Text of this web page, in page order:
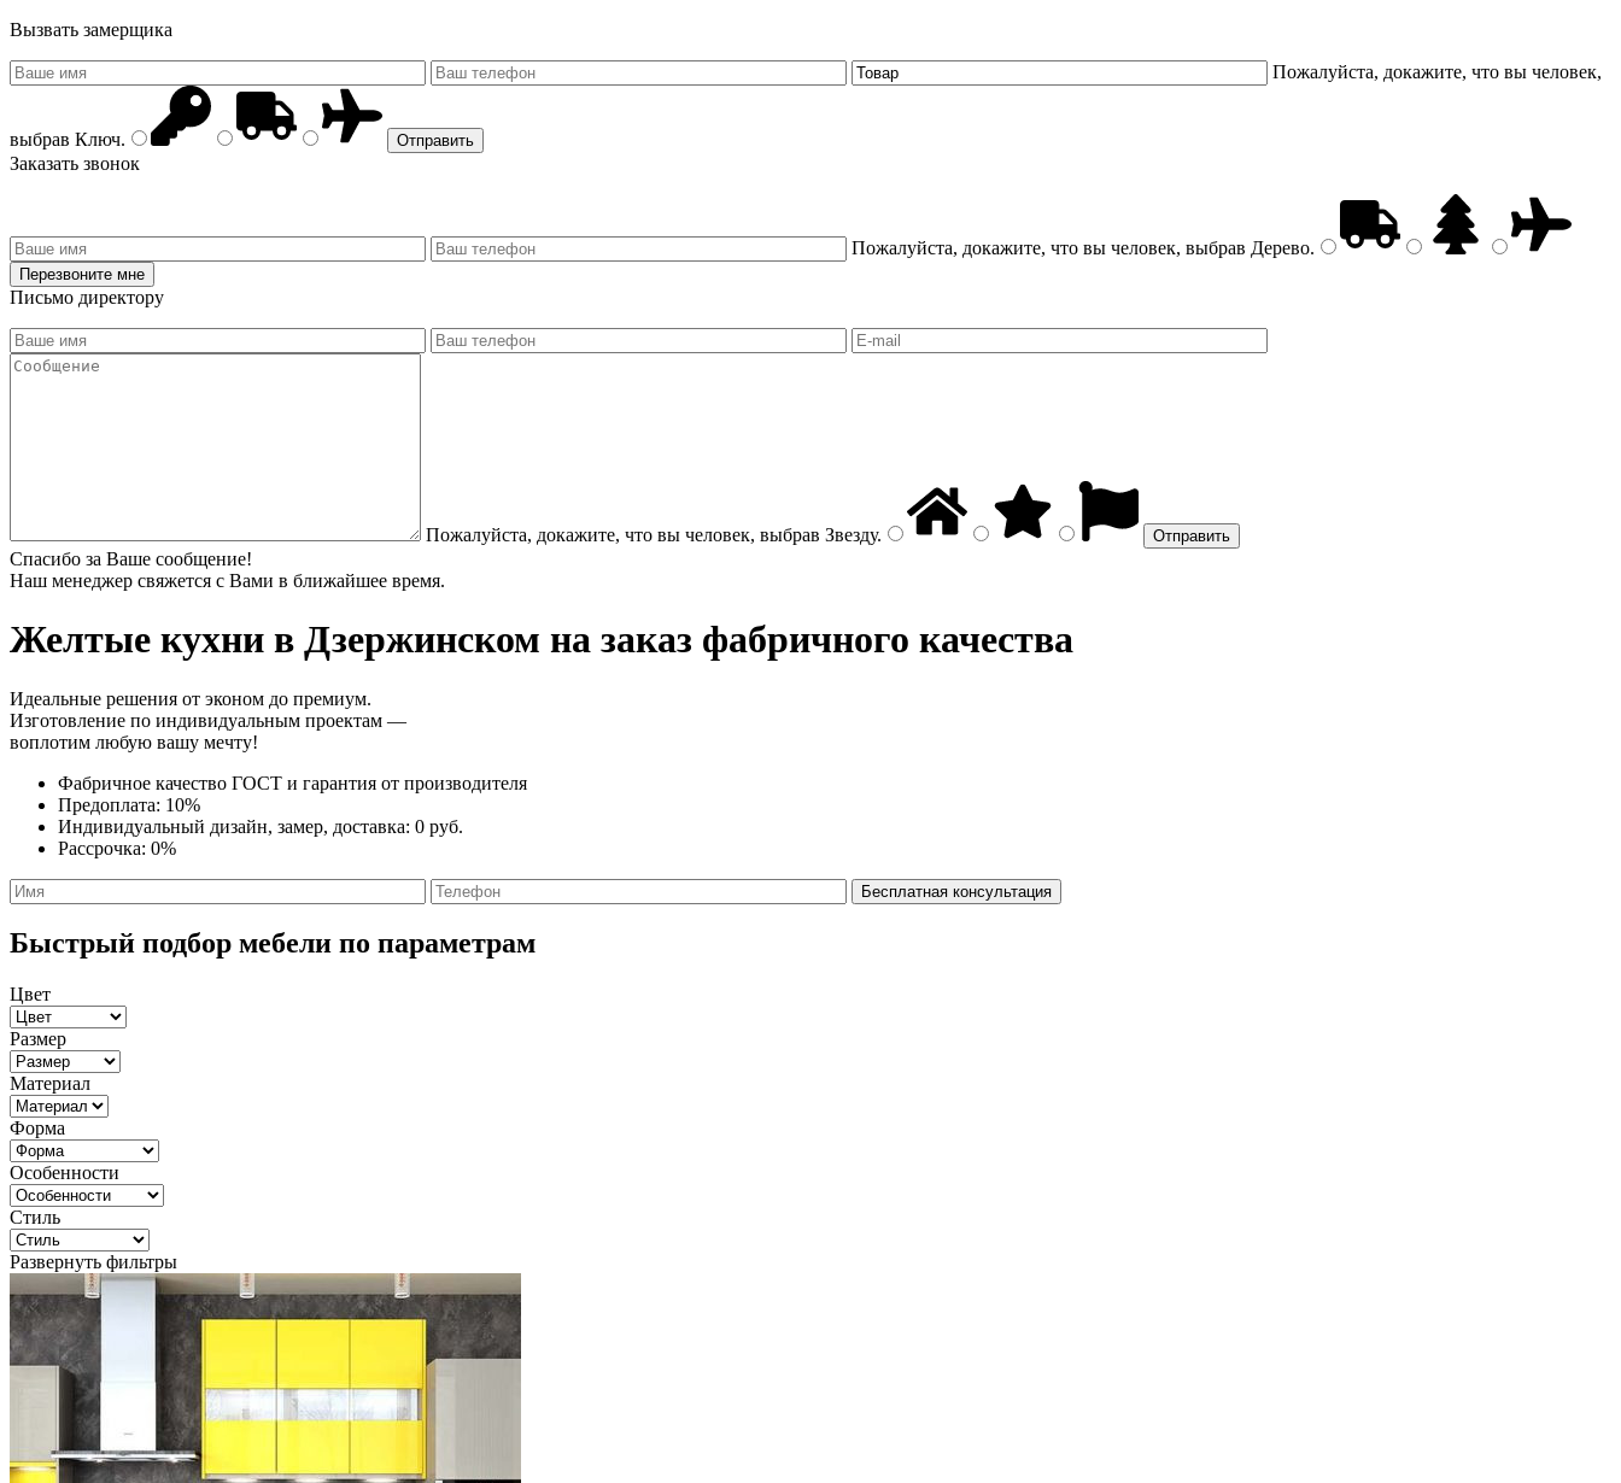
Вызвать замерщика
Пожалуйста, докажите, что вы человек,
выбрав Ключ.
Заказать звонок
Пожалуйста, докажите, что вы человек, выбрав Дерево.
Письмо директору
Пожалуйста, докажите, что вы человек, выбрав Звезду.
Спасибо за Ваше сообщение!
Наш менеджер свяжется с Вами в ближайшее время.
Желтые кухни в Дзержинском на заказ фабричного качества
Идеальные решения от эконом до премиум.
Изготовление по индивидуальным проектам —
воплотим любую вашу мечту!
Фабричное качество ГОСТ и гарантия от производителя
Предоплата: 10%
Индивидуальный дизайн, замер, доставка: 0 руб.
Рассрочка: 0%
Быстрый подбор мебели по параметрам
Цвет
Размер
Материал
Форма
Особенности
Стиль
Развернуть фильтры